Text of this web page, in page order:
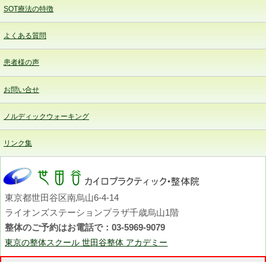
SOT療法の特徴
よくある質問
患者様の声
お問い合せ
ノルディックウォーキング
リンク集
東京都世田谷区南烏山6-4-14
ライオンズステーションプラザ千歳烏山1階
整体のご予約はお電話で：03-5969-9079
東京の整体スクール 世田谷整体 アカデミー